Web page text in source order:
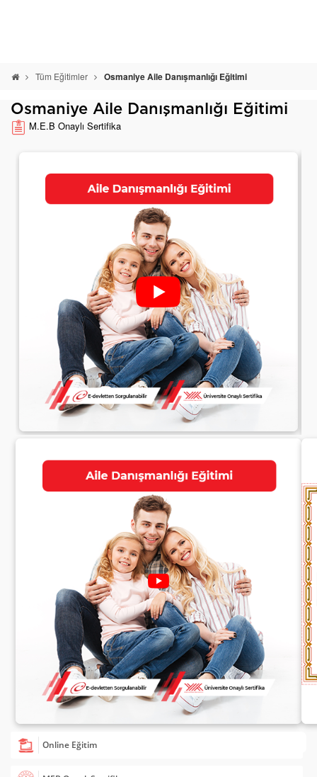
Tüm Eğitimler Osmaniye Aile Danışmanlığı Eğitimi
Osmaniye Aile Danışmanlığı Eğitimi
M.E.B Onaylı Sertifika
Online Eğitim